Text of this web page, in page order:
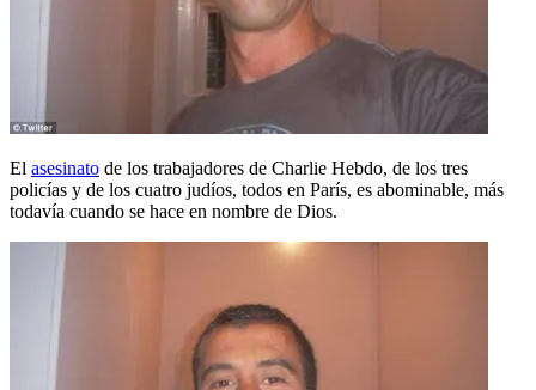
El asesinato de los trabajadores de Charlie Hebdo, de los tres
policías y de los cuatro judíos, todos en París, es abominable, más
todavía cuando se hace en nombre de Dios.